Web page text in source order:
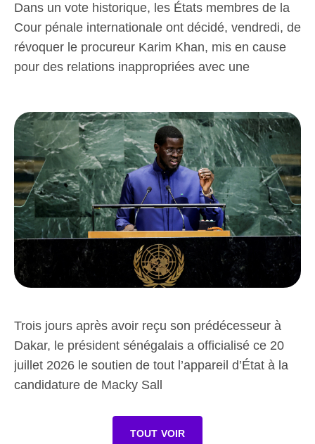
Dans un vote historique, les États membres de la
Cour pénale internationale ont décidé, vendredi, de
révoquer le procureur Karim Khan, mis en cause
pour des relations inappropriées avec une
Trois jours après avoir reçu son prédécesseur à
Dakar, le président sénégalais a officialisé ce 20
juillet 2026 le soutien de tout l’appareil d’État à la
candidature de Macky Sall
TOUT VOIR